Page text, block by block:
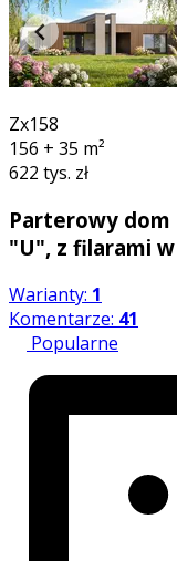
Zx158
156 + 35 m²
622 tys. zł
Parterowy dom
"U", z filarami
Warianty: 1
Komentarze: 41
Popularne